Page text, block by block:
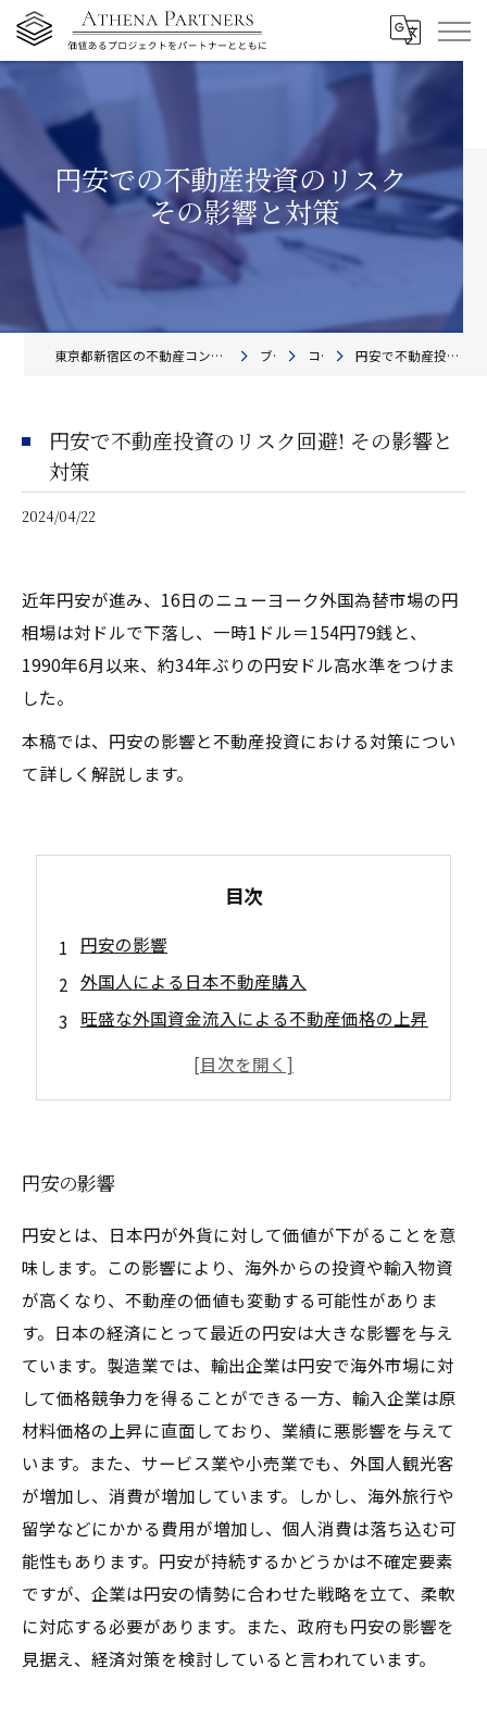
円安での不動産投資のリスク
その影響と対策
東京都新宿区の不動産コンサルティングならアテナ・パートナーズ株式会社 ブログ コラム 円安で不動産投資のリスク回避! その影響と対策
円安で不動産投資のリスク回避! その影響と
対策
2024/04/22
近年円安が進み、16日のニューヨーク外国為替市場の円
相場は対ドルで下落し、一時1ドル＝154円79銭と、
1990年6月以来、約34年ぶりの円安ドル高水準をつけま
した。
本稿では、円安の影響と不動産投資における対策につい
て詳しく解説します。
目次
円安の影響
外国人による日本不動産購入
旺盛な外国資金流入による不動産価格の上昇
円安の影響
円安とは、日本円が外貨に対して価値が下がることを意
味します。この影響により、海外からの投資や輸入物資
が高くなり、不動産の価値も変動する可能性がありま
す。日本の経済にとって最近の円安は大きな影響を与え
ています。製造業では、輸出企業は円安で海外市場に対
して価格競争力を得ることができる一方、輸入企業は原
材料価格の上昇に直面しており、業績に悪影響を与えて
います。また、サービス業や小売業でも、外国人観光客
が増加し、消費が増加しています。しかし、海外旅行や
留学などにかかる費用が増加し、個人消費は落ち込む可
能性もあります。円安が持続するかどうかは不確定要素
ですが、企業は円安の情勢に合わせた戦略を立て、柔軟
に対応する必要があります。また、政府も円安の影響を
見据え、経済対策を検討していると言われています。